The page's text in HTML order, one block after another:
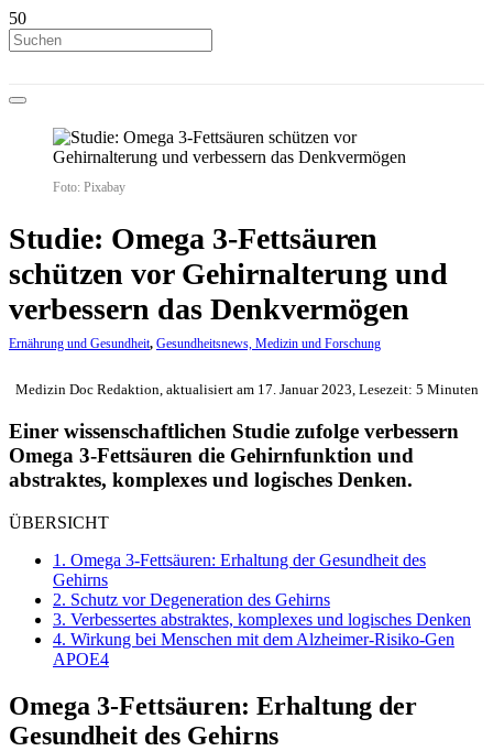
Foto: Pixabay
Studie: Omega 3-Fettsäuren
schützen vor Gehirnalterung und
verbessern das Denkvermögen
Ernährung und Gesundheit, Gesundheitsnews, Medizin und Forschung
Medizin Doc Redaktion, aktualisiert am 17. Januar 2023, Lesezeit: 5 Minuten
Einer wissenschaftlichen Studie zufolge verbessern
Omega 3-Fettsäuren die Gehirnfunktion und
abstraktes, komplexes und logisches Denken.
ÜBERSICHT
1. Omega 3-Fettsäuren: Erhaltung der Gesundheit des
Gehirns
2. Schutz vor Degeneration des Gehirns
3. Verbessertes abstraktes, komplexes und logisches Denken
4. Wirkung bei Menschen mit dem Alzheimer-Risiko-Gen
APOE4
Omega 3-Fettsäuren: Erhaltung der
Gesundheit des Gehirns